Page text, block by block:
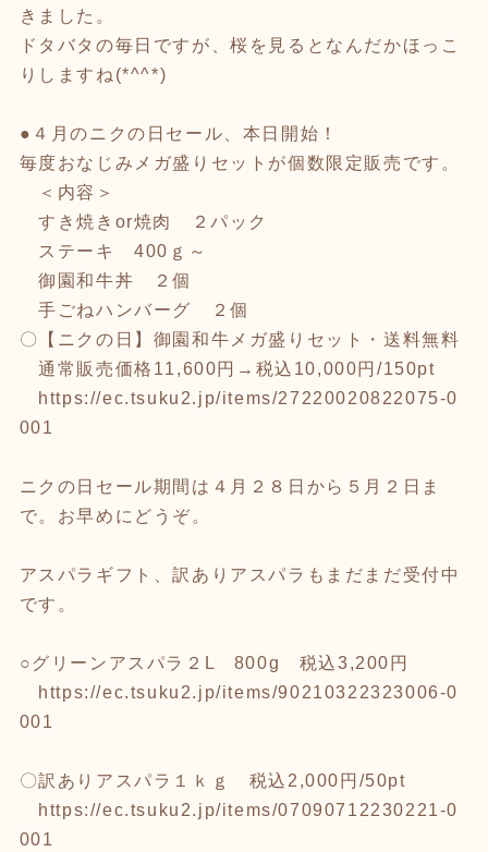
きました。
ドタバタの毎日ですが、桜を見るとなんだかほっこ
りしますね(*^^*)
●４月のニクの日セール、本日開始！
毎度おなじみメガ盛りセットが個数限定販売です。
＜内容＞
すき焼きor焼肉 ２パック
ステーキ 400ｇ～
御園和牛丼 ２個
手ごねハンバーグ ２個
〇【ニクの日】御園和牛メガ盛りセット・送料無料
通常販売価格11,600円→税込10,000円/150pt
https://ec.tsuku2.jp/items/27220020822075-0
001
ニクの日セール期間は４月２８日から５月２日ま
で。お早めにどうぞ。
アスパラギフト、訳ありアスパラもまだまだ受付中
です。
○グリーンアスパラ２L 800g 税込3,200円
https://ec.tsuku2.jp/items/90210322323006-0
001
〇訳ありアスパラ１ｋｇ 税込2,000円/50pt
https://ec.tsuku2.jp/items/07090712230221-0
001